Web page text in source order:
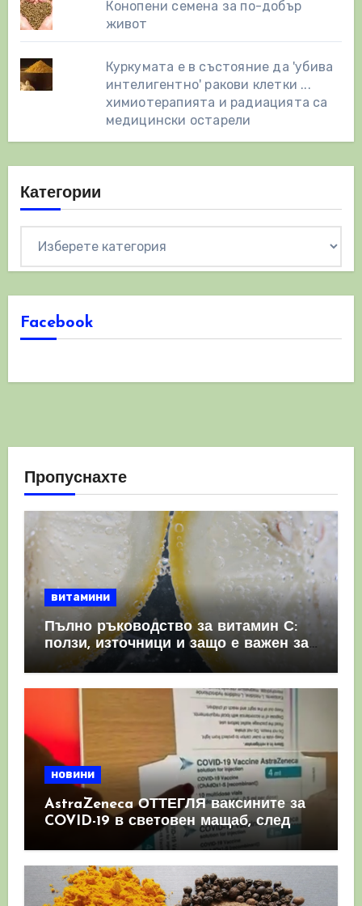
Конопени семена за по-добър
живот
Куркумата е в състояние да 'убива
интелигентно' ракови клетки ...
химиотерапията и радиацията са
медицински остарели
Категории
Facebook
Пропуснахте
витамини
Пълно ръководство за витамин С:
ползи, източници и защо е важен за
имунната система
новини
AstraZeneca ОТТЕГЛЯ ваксините за
COVID-19 в световен мащаб, след
като призна, че те причиняват